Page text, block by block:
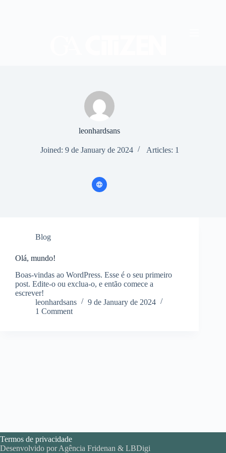
leonhardsans
Joined: 9 de January de 2024 Articles: 1
Blog
Olá, mundo!
Boas-vindas ao WordPress. Esse é o seu primeiro
post. Edite-o ou exclua-o, e então comece a
escrever!
leonhardsans
9 de January de 2024
1 Comment
Termos de privacidade
Desenvolvido porAgência Fridenan & LBDigi